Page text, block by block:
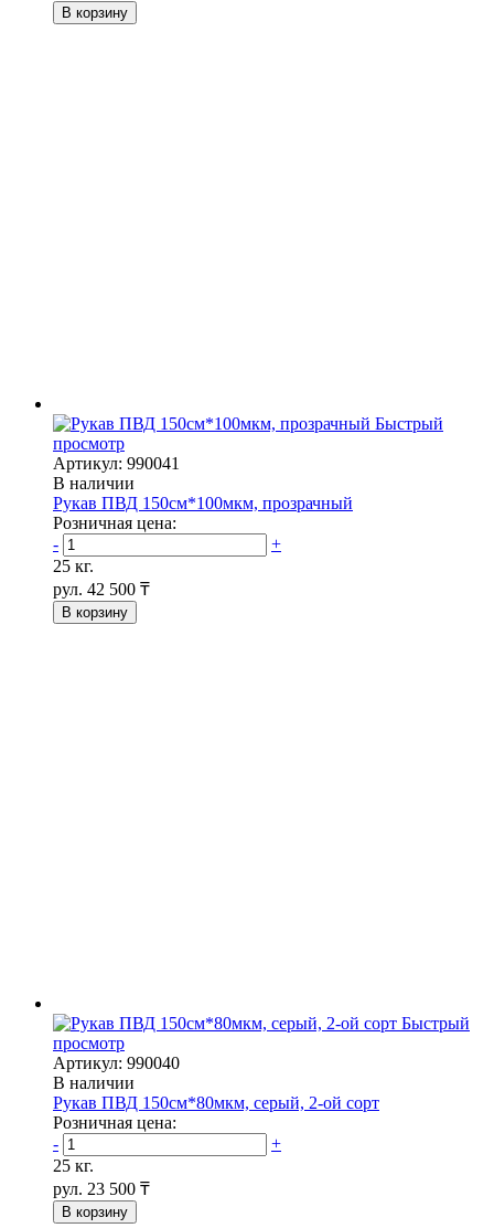
В корзину
Быстрый
просмотр
Артикул: 990041
В наличии
Рукав ПВД 150см*100мкм, прозрачный
Розничная цена:
-
+
25 кг.
рул. 42 500 ₸
В корзину
Быстрый
просмотр
Артикул: 990040
В наличии
Рукав ПВД 150см*80мкм, серый, 2-ой сорт
Розничная цена:
-
+
25 кг.
рул. 23 500 ₸
В корзину